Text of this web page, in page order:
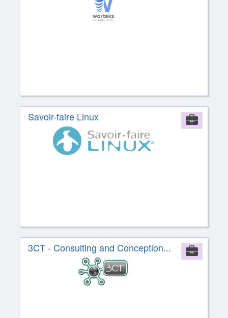
Savoir-faire Linux
3CT - Consulting and Conception...